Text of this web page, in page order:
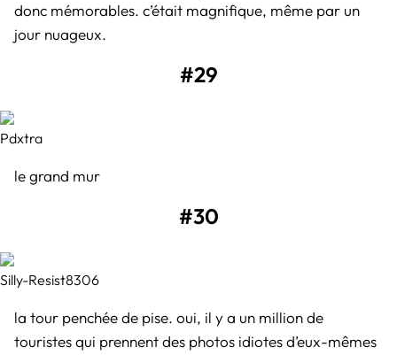
donc mémorables. c’était magnifique, même par un
jour nuageux.
#29
Pdxtra
le grand mur
#30
Silly-Resist8306
la tour penchée de pise. oui, il y a un million de
touristes qui prennent des photos idiotes d’eux-mêmes